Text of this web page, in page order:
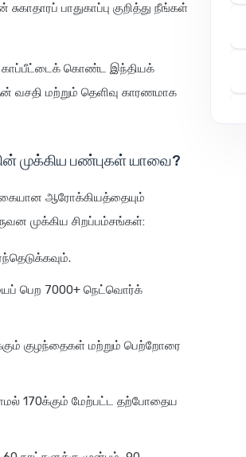
பாதுகாப்பு குறித்து நீங்கள்
காப்பீட்டைக் கொண்ட இந்தியக்
வசதி மற்றும் தெளிவு காரணமாக
முக்கிய பண்புகள் யாவை?
ஆரோக்கியத்தையும்
முக்கிய சிறப்பம்சங்கள்:
பெற 7000+ நெட்வொர்க்
குழந்தைகள் மற்றும் பெற்றோரை
170க்கும் மேற்பட்ட தற்போதைய